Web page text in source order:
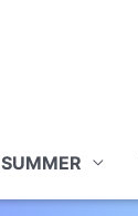
SUMMER